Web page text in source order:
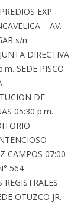
EXP.
– AV.
s/n
DIRECTIVA
SEDE PISCO
DE
05:30 p.m.
CAMPOS 07:00
564
OTUZCO JR.